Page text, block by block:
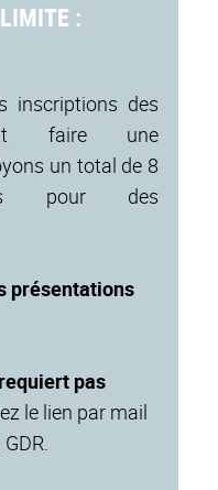
:
inscriptions des
faire une
un total de 8
pour des
présentations
pas
le lien par mail